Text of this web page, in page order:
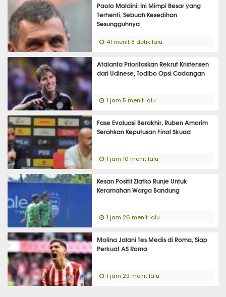
Paolo Maldini: Ini Mimpi Besar yang
Terhenti, Sebuah Kesedihan
Sesungguhnya
41 menit 8 detik lalu
Atalanta Prioritaskan Rekrut Kristensen
dari Udinese, Todibo Opsi Cadangan
1 jam 5 menit lalu
Fase Evaluasi Berakhir, Ruben Amorim
Serahkan Keputusan Final Skuad
1 jam 10 menit lalu
Kesan Positif Zlatko Runje Untuk
Keramahan Warga Bandung
1 jam 26 menit lalu
Molina Jalani Tes Medis di Roma, Siap
Perkuat AS Roma
1 jam 29 menit lalu